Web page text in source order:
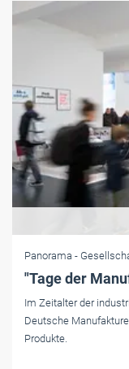
Panorama -
"Tage der
Im Zeitalter der
Deutsche
Produkte.